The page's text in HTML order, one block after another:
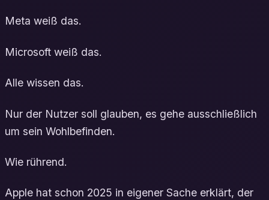
Meta weiß das.
Microsoft weiß das.
Alle wissen das.
Nur der Nutzer soll glauben, es gehe ausschließlich
um sein Wohlbefinden.
Wie rührend.
Apple hat schon 2025 in eigener Sache erklärt, der